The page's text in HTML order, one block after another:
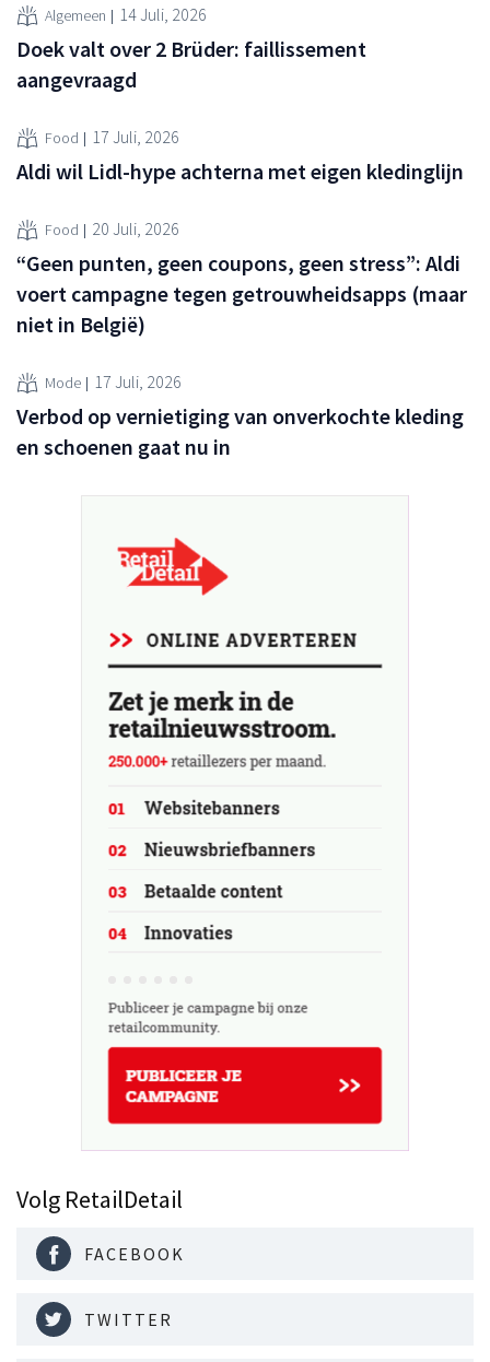
Algemeen 14 Juli, 2026
Doek valt over 2 Brüder: faillissement
aangevraagd
Food 17 Juli, 2026
Aldi wil Lidl-hype achterna met eigen kledinglijn
Food 20 Juli, 2026
“Geen punten, geen coupons, geen stress”: Aldi
voert campagne tegen getrouwheidsapps (maar
niet in België)
Mode 17 Juli, 2026
Verbod op vernietiging van onverkochte kleding
en schoenen gaat nu in
Volg RetailDetail
FACEBOOK
TWITTER